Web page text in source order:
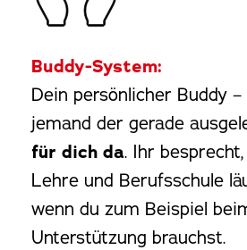
Buddy-System:
Dein persönlicher Buddy
jemand der gerade
für dich da. Ihr
Lehre und Berufsschule
wenn du zum Beispiel
Unterstützung brauchst.